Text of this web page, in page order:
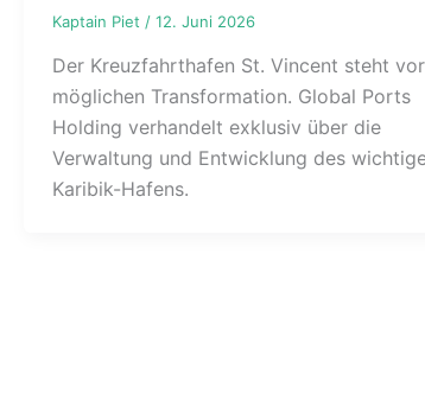
Kaptain Piet / 12. Juni 2026
Der Kreuzfahrthafen St. Vincent steht
möglichen Transformation. Global Ports
Holding verhandelt exklusiv über die
Verwaltung und Entwicklung des
Karibik-Hafens.